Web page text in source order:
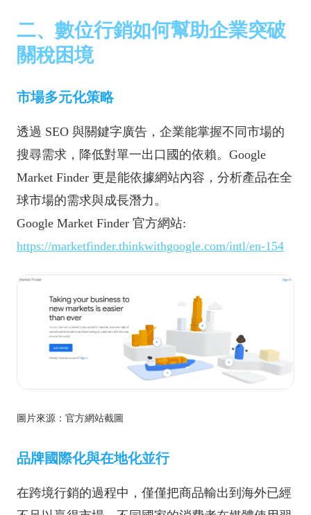
二、數位行銷如何幫助企業突破
關稅困境
市場多元化策略
透過 SEO 與關鍵字廣告，企業能掌握不同市場的
搜尋需求，降低對單一出口國的依賴。Google
Market Finder 更是能依據網站內容，分析產品在全
球市場的需求與成長潛力。
Google Market Finder 官方網站:
https://marketfinder.thinkwithgoogle.com/intl/en-154
圖片來源：官方網站截圖
品牌國際化與在地化並行
在跨境行銷的過程中，僅僅把商品輸出到海外已經